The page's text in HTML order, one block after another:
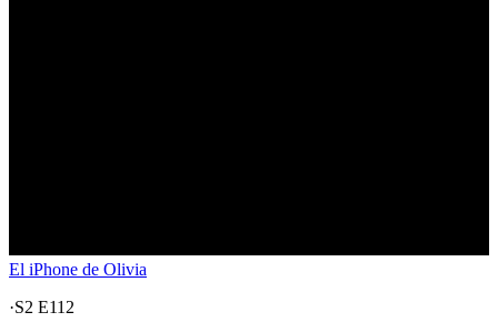
El iPhone de Olivia
·S2 E112